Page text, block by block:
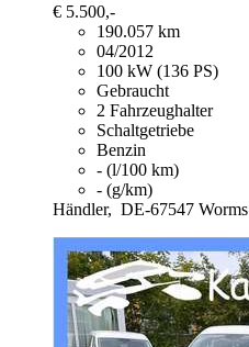
€ 5.500,-
190.057 km
04/2012
100 kW (136 PS)
Gebraucht
2 Fahrzeughalter
Schaltgetriebe
Benzin
- (l/100 km)
- (g/km)
Händler, DE-67547 Worms